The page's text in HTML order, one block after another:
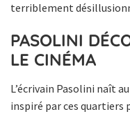
terriblement
PASOLINI
LE CINÉMA
L’écrivain Pasolini naît
inspiré par ces quartiers